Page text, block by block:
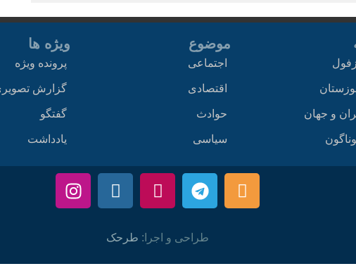
و جهان
موضوع
اجتماعی
اقتصادی
حوادث
سیاسی
ویژه ها
پرونده ویژه
گزارش
گفتگو
یادداشت
طراحی و اجرا: طرحک